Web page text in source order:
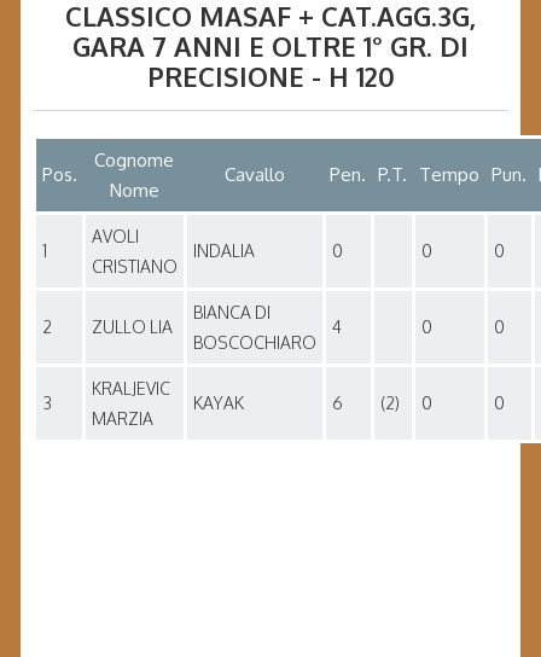
CLASSICO MASAF + CAT.AGG.3G,
GARA 7 ANNI E OLTRE 1° GR. DI
PRECISIONE - H 120
Pos.
Cognome
Nome
Cavallo Pen. P.T. Tempo Pun.
1
AVOLI
CRISTIANO
INDALIA 0 0 0
2 ZULLO LIA
BIANCA DI
BOSCOCHIARO
4 0 0
3
KRALJEVIC
MARZIA
KAYAK 6 (2) 0 0